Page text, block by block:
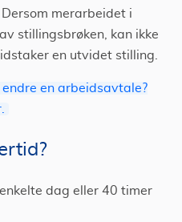
merarbeidet i
stillingsbrøken, kan ikke
en utvidet stilling.
en arbeidsavtale?
dag eller 40 timer